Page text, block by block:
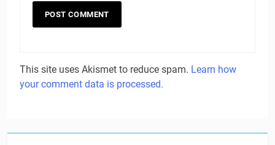
This site uses Akismet to reduce spam. Learn how
your comment data is processed.